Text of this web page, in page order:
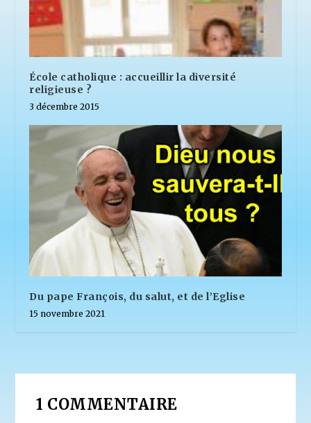
École catholique : accueillir la diversité
religieuse ?
3 décembre 2015
Du pape François, du salut, et de l’Eglise
15 novembre 2021
1 COMMENTAIRE